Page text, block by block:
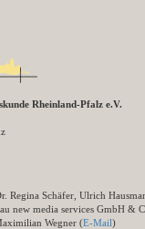
Rheinland-Pfalz e.V.
Regina Schäfer, Ulrich
new media services GmbH &
Wegner (E-Mail)